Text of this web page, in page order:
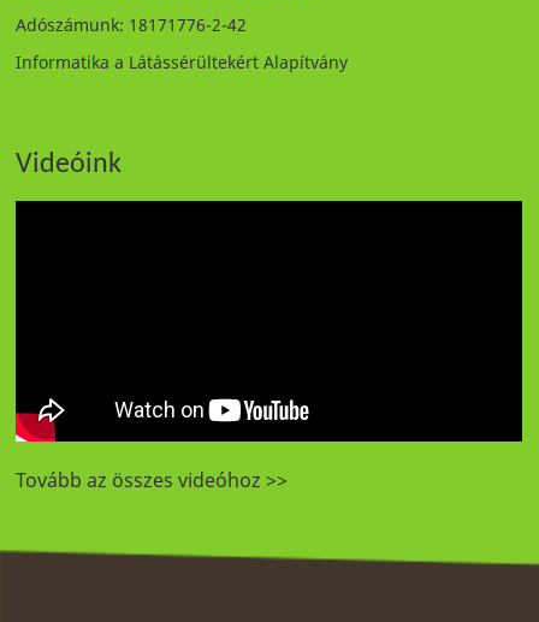
Adószámunk: 18171776-2-42
Informatika a Látássérültekért Alapítvány
Videóink
Tovább az összes videóhoz >>